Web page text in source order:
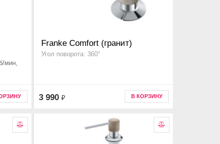
мин,
Franke Comfort (гранит)
Угол поворота: 360°
3 990 ₽ В КОРЗИНУ